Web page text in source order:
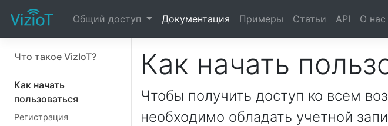
Общий доступ Документация Примеры Статьи API О нас
Что такое VizIoT?
Как начать
пользоваться
Регистрация
Как начать
Чтобы получить доступ ко всем
необходимо обладать учетной